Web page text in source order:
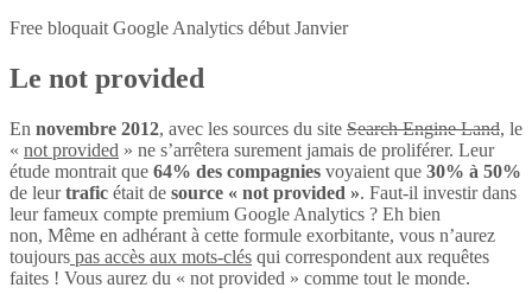
Free bloquait Google Analytics début Janvier
Le not provided
En novembre 2012, avec les sources du site Search Engine Land, le
« not provided » ne s’arrêtera surement jamais de proliférer. Leur
étude montrait que 64% des compagnies voyaient que 30% à 50%
de leurtrafic était de source « not provided ». Faut-il investir dans
leur fameux compte premium Google Analytics ? Eh bien
non, Même en adhérant à cette formule exorbitante, vous n’aurez
toujours pas accès aux mots-clés qui correspondent aux requêtes
faites ! Vous aurez du « not provided » comme tout le monde.